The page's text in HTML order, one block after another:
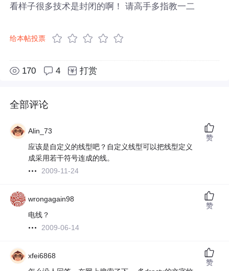
看样子很多技术是封闭的啊！ 请高手多指教一二
给本帖投票
170 4 打赏
全部评论
Alin_73
应该是自定义的线型吧？自定义线型可以把线型定义
成采用若干符号连成的线。
2009-11-24
赞
wrongagain98
电线？
2009-06-14
赞
xfei6868
赞